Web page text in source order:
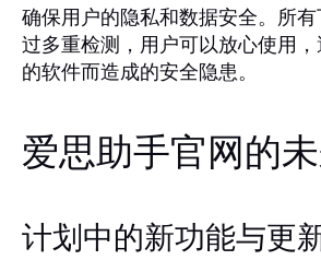
确保用户的隐私和数据安全。所
过多重检测，用户可以放心使用
的软件而造成的安全隐患。
爱思助手官网的
计划中的新功能与更